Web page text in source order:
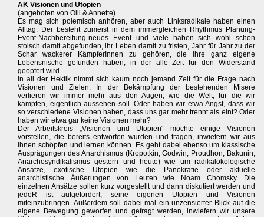
AK Visionen und Utopien
(angeboten von Olli & Annette)
Es mag sich polemisch anhören, aber auch Linksradikale haben einen
Alltag. Der besteht zumeist in dem immergleichen Rhythmus Planung-
Event-Nachbereitung-neues Event und viele haben sich wohl schon
stoisch damit abgefunden, ihr Leben damit zu fristen, Jahr für Jahr zu der
Schar wackerer KämpferInnen zu gehören, die ihre ganz eigene
Lebensnische gefunden haben, in der alle Zeit für den Widerstand
geopfert wird.
In all der Hektik nimmt sich kaum noch jemand Zeit für die Frage nach
Visionen und Zielen. In der Bekämpfung der bestehenden Misere
verlieren wir immer mehr aus den Augen, wie die Welt, für die wir
kämpfen, eigentlich aussehen soll. Oder haben wir etwa Angst, dass wir
so verschiedene Visionen haben, dass uns gar mehr trennt als eint? Oder
haben wir etwa gar keine Visionen mehr?
Der Arbeitskreis „Visionen und Utopien“ möchte einige Visionen
vorstellen, die bereits entworfen wurden und fragen, inwiefern wir aus
ihnen schöpfen und lernen können. Es geht dabei ebenso um klassische
Ausprägungen des Anarchismus (Kropotkin, Godwin, Proudhon, Bakunin,
Anarchosyndikalismus gestern und heute) wie um radikalökologische
Ansätze, exotische Utopien wie die Panokratie oder aktuelle
anarchistische Äußerungen von Leuten wie Noam Chomsky. Die
einzelnen Ansätze sollen kurz vorgestellt und dann diskutiert werden und
jedeR ist aufgefordert, seine eigenen Utopien und Visionen
miteinzubringen. Außerdem soll dabei mal ein unzensierter Blick auf die
eigene Bewegung geworfen und gefragt werden, inwiefern wir unsere